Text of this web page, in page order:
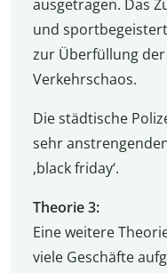
ausgetragen. Das
und
zur Überfüllung
Verkehrschaos.
Die städtische
sehr
‚black friday‘.
Theorie 3:
Eine weitere
viele Geschäfte